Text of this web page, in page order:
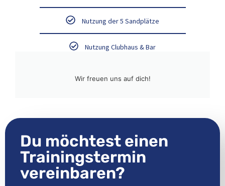
Nutzung der 5 Sandplätze
Nutzung Clubhaus & Bar
Wir freuen uns auf dich!
Du möchtest einen
Trainingstermin
vereinbaren?